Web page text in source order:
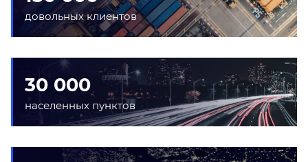
довольных клиентов
30 000
населенных пунктов